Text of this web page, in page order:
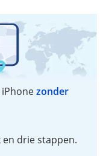
zonder
en drie stappen.